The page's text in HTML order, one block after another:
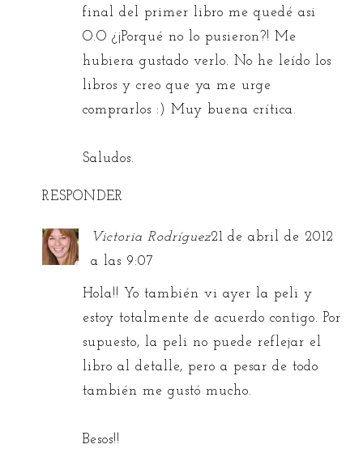
final del primer libro me quedé asi
O.O ¿¡Porqué no lo pusieron?! Me
hubiera gustado verlo. No he leído los
libros y creo que ya me urge
comprarlos :) Muy buena crítica.
Saludos.
RESPONDER
Victoria Rodríguez21 de abril de 2012
a las 9:07
Hola!! Yo también vi ayer la peli y
estoy totalmente de acuerdo contigo. Por
supuesto, la peli no puede reflejar el
libro al detalle, pero a pesar de todo
también me gustó mucho.
Besos!!